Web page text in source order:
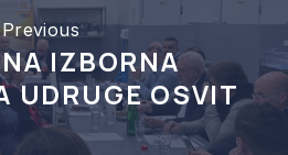
Previous
IZBORNA
UDRUGE OSVIT